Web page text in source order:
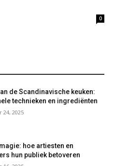
0
de Scandinavische keuken:
technieken en ingrediënten
24, 2025
hoe artiesten en
hun publiek betoveren